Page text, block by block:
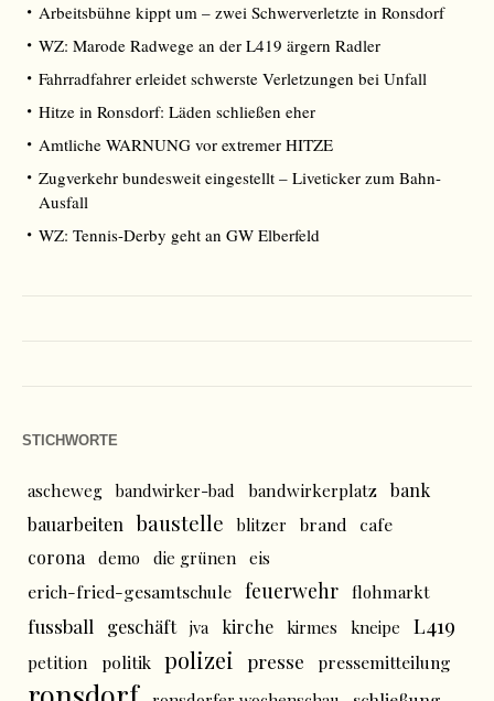
Arbeitsbühne kippt um – zwei Schwerverletzte in Ronsdorf
WZ: Marode Radwege an der L419 ärgern Radler
Fahrradfahrer erleidet schwerste Verletzungen bei Unfall
Hitze in Ronsdorf: Läden schließen eher
Amtliche WARNUNG vor extremer HITZE
Zugverkehr bundesweit eingestellt – Liveticker zum Bahn-
Ausfall
WZ: Tennis-Derby geht an GW Elberfeld
STICHWORTE
ascheweg bandwirker-bad bandwirkerplatz bank
bauarbeiten baustelle blitzer brand
cafe
corona
demo die grünen eis
erich-fried-gesamtschule feuerwehr flohmarkt
fussball geschäft jva kirche kirmes kneipe L419
petition politik polizei presse pressemitteilung